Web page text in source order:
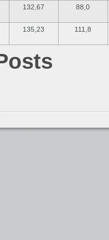
132,67 88,0
135,23 111,8